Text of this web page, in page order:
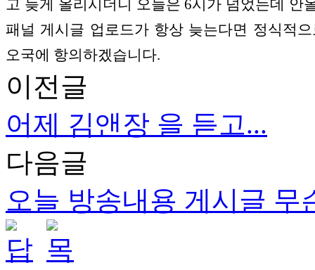
고 늦게 올리시더니 오늘은 6시가 넘었는데 안
패널 게시글 업로드가 항상 늦는다면 정식적
오국에 항의하겠습니다.
이전글
어제 김앤장 을 듣고...
다음글
오늘 방송내용 게시글 무